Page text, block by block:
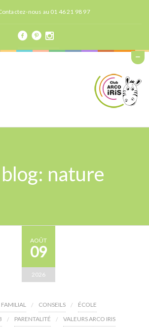
nous au 01 46 21 98 97
blog: nature
AOÛT
09
2026
CONSEILS
ÉCOLE
PARENTALITÉ VALEURS ARCO IRIS